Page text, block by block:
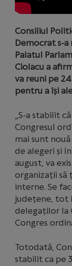
Consiliul
Democrat s-a
Palatul
Ciolacu a
va reuni pe
pentru a își
„S-a stabilit
Congresul
mai sunt
de alegeri și
august, va
organizații să
interne. Se
județene, tot
delegaților la
Congres
Totodată,
stabilit ca pe